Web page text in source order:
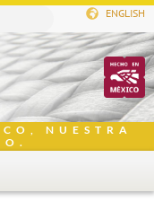
ENGLISH
NUESTRA